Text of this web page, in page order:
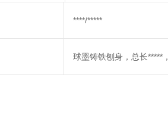
****/*****
球墨铸铁刨身，总长*****